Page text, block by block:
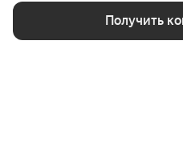
Получить